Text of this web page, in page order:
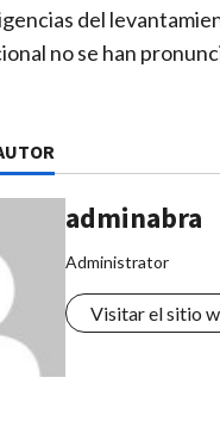
del
no se han
adminabra
Administrator
Visitar el sitio